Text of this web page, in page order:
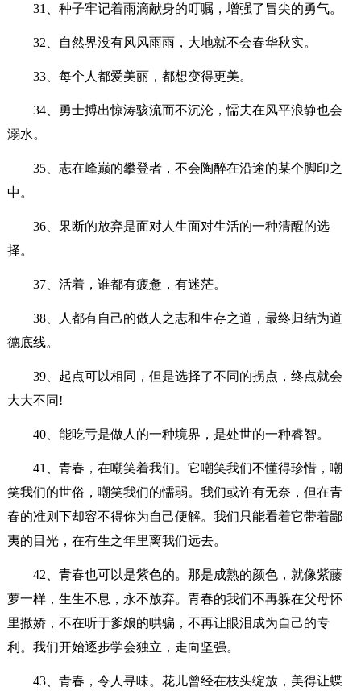
31、种子牢记着雨滴献身的叮嘱，增强了冒尖的勇气。
32、自然界没有风风雨雨，大地就不会春华秋实。
33、每个人都爱美丽，都想变得更美。
34、勇士搏出惊涛骇流而不沉沦，懦夫在风平浪静也会
溺水。
35、志在峰巅的攀登者，不会陶醉在沿途的某个脚印之
中。
36、果断的放弃是面对人生面对生活的一种清醒的选
择。
37、活着，谁都有疲惫，有迷茫。
38、人都有自己的做人之志和生存之道，最终归结为道
德底线。
39、起点可以相同，但是选择了不同的拐点，终点就会
大大不同!
40、能吃亏是做人的一种境界，是处世的一种睿智。
41、青春，在嘲笑着我们。它嘲笑我们不懂得珍惜，嘲
笑我们的世俗，嘲笑我们的懦弱。我们或许有无奈，但在青
春的准则下却容不得你为自己便解。我们只能看着它带着鄙
夷的目光，在有生之年里离我们远去。
42、青春也可以是紫色的。那是成熟的颜色，就像紫藤
萝一样，生生不息，永不放弃。青春的我们不再躲在父母怀
里撒娇，不在听于爹娘的哄骗，不再让眼泪成为自己的专
利。我们开始逐步学会独立，走向坚强。
43、青春，令人寻味。花儿曾经在枝头绽放，美得让蝶